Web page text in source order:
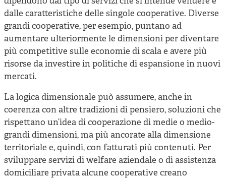
dalle caratteristiche delle singole cooperative. Diverse
grandi cooperative, per esempio, puntano ad
aumentare ulteriormente le dimensioni per diventare
più competitive sulle economie di scala e avere più
risorse da investire in politiche di espansione in nuovi
mercati.
La logica dimensionale può assumere, anche in
coerenza con altre tradizioni di pensiero, soluzioni che
rispettano un’idea di cooperazione di medie o medio-
grandi dimensioni, ma più ancorate alla dimensione
territoriale e, quindi, con fatturati più contenuti. Per
sviluppare servizi di welfare aziendale o di assistenza
domiciliare privata alcune cooperative creano